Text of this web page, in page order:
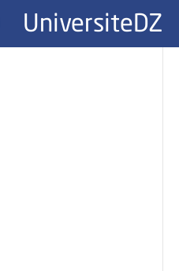
UniversiteDZ